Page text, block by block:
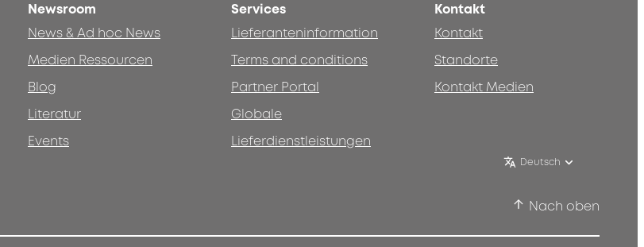
Newsroom
News & Ad hoc News
Medien Ressourcen
Blog
Literatur
Events
Services
Lieferanteninformation
Terms and conditions
Partner Portal
Globale
Lieferdienstleistungen
Kontakt
Kontakt
Standorte
Kontakt Medien
Deutsch
Nach oben